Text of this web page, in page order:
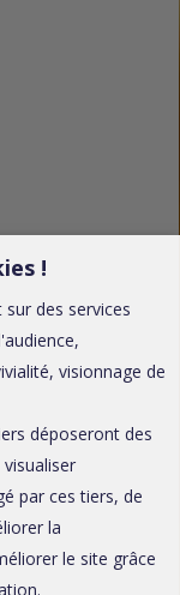
!
des services
visionnage de
déposeront des
par ces tiers, de
la
le site grâce